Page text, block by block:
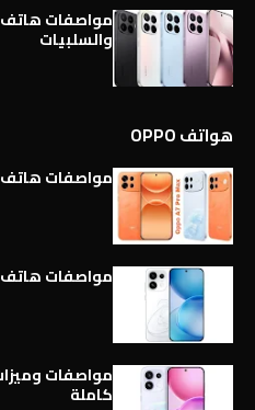
والسلبيات
هواتف OPPO
مواصفات هاتف Oppo A7 Pro Max كاملة
مواصفات هاتف Oppo Reno 16 Pro 5G كاملة
كاملة